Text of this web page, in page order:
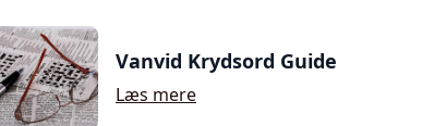
Vanvid Krydsord Guide
Læs mere